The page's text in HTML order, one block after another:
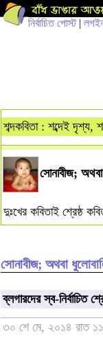
নির্বাচিত পোস্ট|
শব্দকবিতা : শব্দেই দৃশ্য,
সোনাবীজ;
দুঃখের কবিতাই শ্রেষ্ঠ
সোনাবীজ; অথবা
ব্লগারদের স্ব-নির্বাচিত
৩০ শে মে, ২০১৪ রাত